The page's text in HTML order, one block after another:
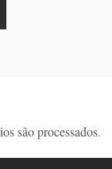
são processados.